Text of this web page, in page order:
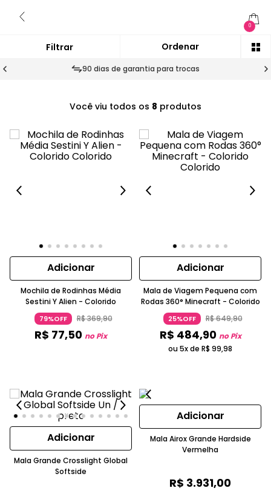
0
90 dias de garantia para trocas
Você viu todos os 8 produtos
Adicionar
Mochila de Rodinhas Média
Sestini Y Alien - Colorido
79%OFF R$369,90
R$ 77,50 no Pix
Adicionar
Mala de Viagem Pequena com
Rodas 360° Minecraft - Colorido
25%OFF R$649,90
R$ 484,90 no Pix
ou 5x de R$ 99,98
Adicionar
Mala Grande Crosslight Global
Softside
Adicionar
Mala Airox Grande Hardside
Vermelha
R$ 3.931,00